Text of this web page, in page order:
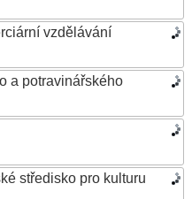
vzdělávání
a potravinářského
středisko pro kulturu